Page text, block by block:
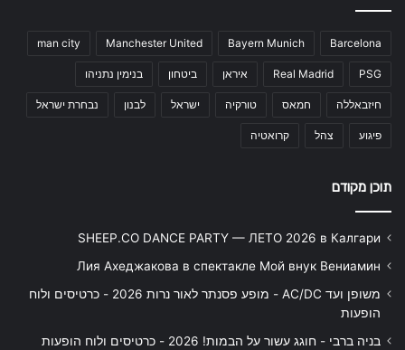
Barcelona
Bayern Munich
Manchester United
man city
PSG
Real Madrid איראן ביטחון בנימין נתניהו
חיזבאללה חמאס טורקיה ישראל לבנון נבחרת ישראל
פיגוע צהל קרואטיה
תוכן מקודם
SHEEP.CO DANCE PARTY — ЛЕТО 2026 в Калгари
Лия Ахеджакова в спектакле Мой внук Вениамин
משופן ועד AC/DC - מופע פסנתר לאור נרות 2026 - כרטיסים ולוח
הופעות
בניה ברבי - חוגג עשור על הבמות! 2026 - כרטיסים ולוח הופעות